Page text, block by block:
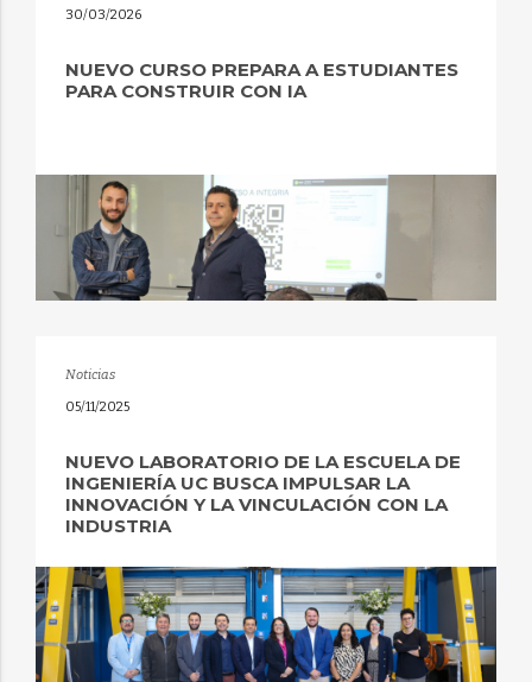
30/03/2026
NUEVO CURSO PREPARA A ESTUDIANTES
PARA CONSTRUIR CON IA
Noticias
05/11/2025
NUEVO LABORATORIO DE LA ESCUELA DE
INGENIERÍA UC BUSCA IMPULSAR LA
INNOVACIÓN Y LA VINCULACIÓN CON LA
INDUSTRIA